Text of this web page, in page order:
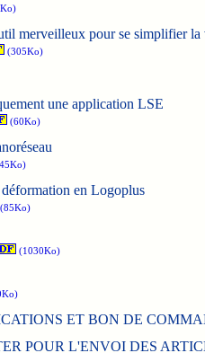
merveilleux pour se simplifier la
(305Ko)
une application LSE
(60Ko)
en Logoplus
(85Ko)
(1030Ko)
ET BON DE
POUR L'ENVOI DES